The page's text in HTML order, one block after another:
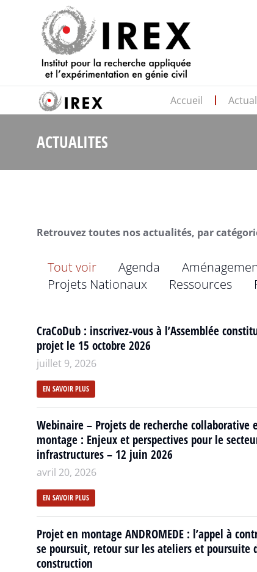
Accueil
ACTUALITES
Retrouvez toutes nos actualités, par
Tout voir Agenda
Projets Nationaux
Ressources
CraCoDub : inscrivez-vous à l’Assemblée
projet le 15 octobre 2026
juillet 9, 2026
EN SAVOIR PLUS
Webinaire – Projets de recherche collaborative
montage : Enjeux et perspectives pour le
infrastructures – 12 juin 2026
avril 20, 2026
EN SAVOIR PLUS
Projet en montage ANDROMEDE : l’appel à
se poursuit, retour sur les ateliers et poursuite
construction